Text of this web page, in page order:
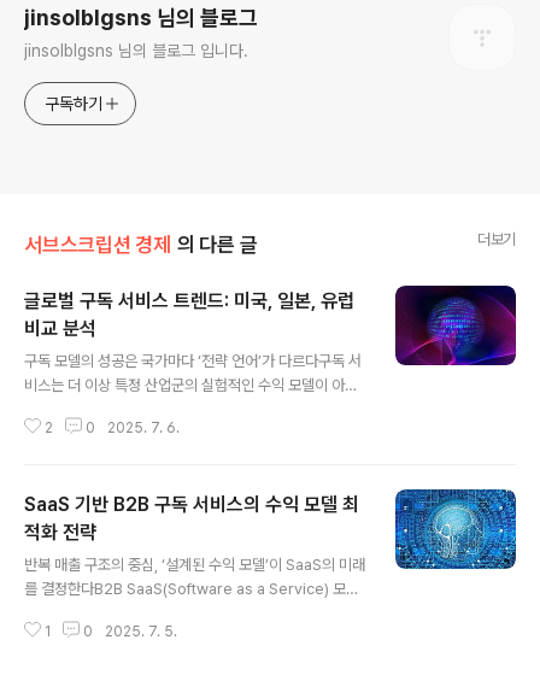
jinsolblgsns 님의 블로그
jinsolblgsns 님의 블로그 입니다.
구독하기
서브스크립션 경제 의 다른 글 더보기
글로벌 구독 서비스 트렌드: 미국, 일본, 유럽
비교 분석
구독 모델의 성공은 국가마다 ‘전략 언어’가 다르다구독 서
비스는 더 이상 특정 산업군의 실험적인 수익 모델이 아니
량, 뷰티 등 거의 모든 분야에서 구독 모델이 일상화되었다.
문의 답은 단순한 기술력이나 마케팅 역량이 아니라,국가
별 소비자 심리, 문화적 특성, 산업 구조의 차이에서 찾을
수 있다.실제로 동일한 구독 서비스를 미국, 일본, 유럽 시
장에 동시에 출시했을 때,성공 요소와 고객 반응은 완전히
다르게 나타난다.예를 들어 미국은 기능과 실용 중심의 고
가 요금제에 거부감이 적은 반면,일본은 신뢰와 보장 중심
2 0 2025. 7. 6.
SaaS 기반 B2B 구독 서비스의 수익 모델 최
적화 전략
반복 매출 구조의 중심, ‘설계된 수익 모델’이 SaaS의 미래
를 결정한다B2B SaaS(Software as a Service) 모델
계약 단가가 높고,대체로 장기 계약을 바탕으로 수익이 반
1 0 2025. 7. 5.